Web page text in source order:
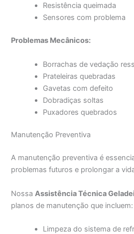
Resistência queimada
Sensores com problema
Problemas Mecânicos:
Borrachas de vedação
Prateleiras quebradas
Gavetas com defeito
Dobradiças soltas
Puxadores quebrados
Manutenção Preventiva
A manutenção preventiva é
problemas futuros e prolongar a
Nossa Assistência Técnica
planos de manutenção que incluem:
Limpeza do sistema de